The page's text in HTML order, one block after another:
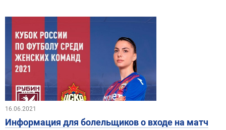
16.06.2021
Информация для болельщиков о входе на матч